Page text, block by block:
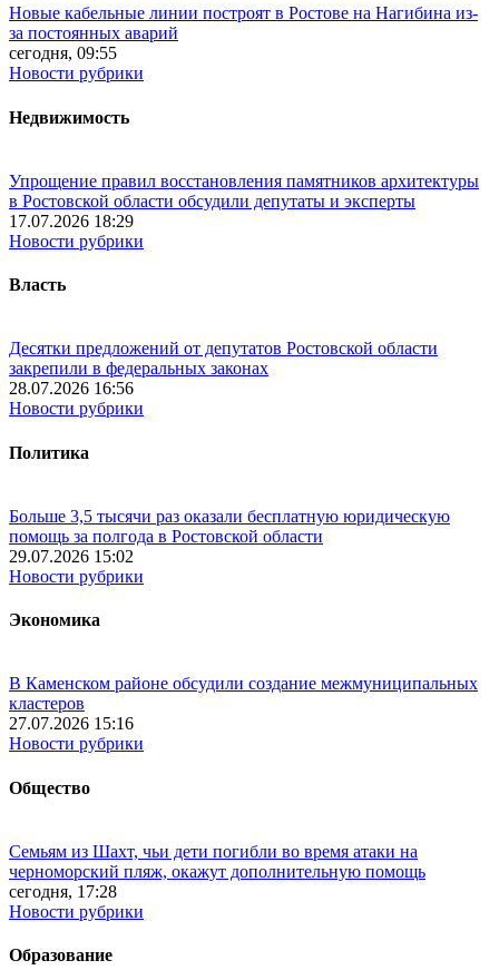
Новые кабельные линии построят в Ростове на Нагибина из-
за постоянных аварий
сегодня, 09:55
Новости рубрики
Недвижимость
Упрощение правил восстановления памятников архитектуры
в Ростовской области обсудили депутаты и эксперты
17.07.2026 18:29
Новости рубрики
Власть
Десятки предложений от депутатов Ростовской области
закрепили в федеральных законах
28.07.2026 16:56
Новости рубрики
Политика
Больше 3,5 тысячи раз оказали бесплатную юридическую
помощь за полгода в Ростовской области
29.07.2026 15:02
Новости рубрики
Экономика
В Каменском районе обсудили создание межмуниципальных
кластеров
27.07.2026 15:16
Новости рубрики
Общество
Семьям из Шахт, чьи дети погибли во время атаки на
черноморский пляж, окажут дополнительную помощь
сегодня, 17:28
Новости рубрики
Образование